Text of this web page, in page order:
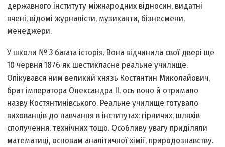
державного інституту міжнародних відносин, видатні
вчені, відомі журналісти, музиканти, бізнесмени,
менеджери.
У школи № 3 багата історія. Вона відчинила свої двері ще
10 червня 1876 як шестикласне реальне училище.
Опікувався ним великий князь Костянтин Миколайович,
брат імператора Олександра II, ось воно й отримало
назву Костянтинівського. Реальне училище готувало
вихованців до навчання в інститутах: гірничих, шляхів
сполучення, технічних тощо. Особливу увагу приділяли
математиці, основам аналітичної хімії, природознавству.